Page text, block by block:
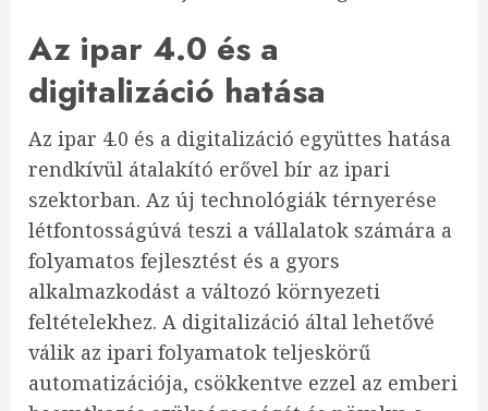
Az ipar 4.0 és a
digitalizáció hatása
Az ipar 4.0 és a digitalizáció együttes hatása
rendkívül átalakító erővel bír az ipari
szektorban. Az új technológiák térnyerése
létfontosságúvá teszi a vállalatok számára a
folyamatos fejlesztést és a gyors
alkalmazkodást a változó környezeti
feltételekhez. A digitalizáció által lehetővé
válik az ipari folyamatok teljeskörű
automatizációja, csökkentve ezzel az emberi